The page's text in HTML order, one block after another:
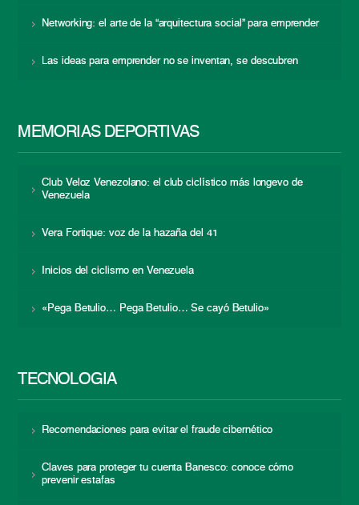
Networking: el arte de la “arquitectura social” para emprender
Las ideas para emprender no se inventan, se descubren
MEMORIAS DEPORTIVAS
Club Veloz Venezolano: el club ciclístico más longevo de
Venezuela
Vera Fortique: voz de la hazaña del 41
Inicios del ciclismo en Venezuela
«Pega Betulio… Pega Betulio… Se cayó Betulio»
TECNOLOGÍA
Recomendaciones para evitar el fraude cibernético
Claves para proteger tu cuenta Banesco: conoce cómo
prevenir estafas